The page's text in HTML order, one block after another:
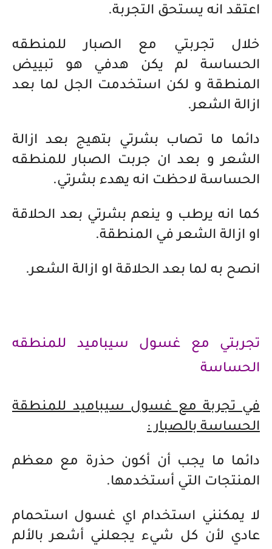
اعتقد انه يستحق التجربة.
خلال تجربتي مع الصبار للمنطقه
الحساسة لم يكن هدفي هو تبييض
المنطقة و لكن استخدمت الجل لما بعد
ازالة الشعر.
دائما ما تصاب بشرتي بتهيج بعد ازالة
الشعر و بعد ان جربت الصبار للمنطقه
الحساسة لاحظت انه يهدء بشرتي.
كما انه يرطب و ينعم بشرتي بعد الحلاقة
او ازالة الشعر في المنطقة.
انصح به لما بعد الحلاقة او ازالة الشعر.
تجربتي مع غسول سيباميد للمنطقه
الحساسة
في تجربة مع غسول سيباميد للمنطقة
الحساسة بالصبار :
دائما ما يجب أن أكون حذرة مع معظم
المنتجات التي أستخدمها.
لا يمكنني استخدام اي غسول استحمام
عادي لأن كل شيء يجعلني أشعر بالألم